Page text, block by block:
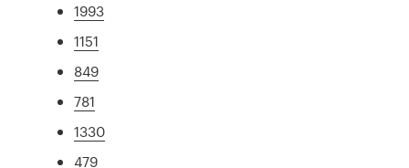
1993
1151
849
781
1330
479